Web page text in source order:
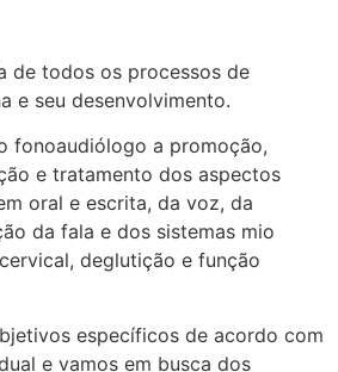
de todos os processos de
e seu desenvolvimento.
fonoaudiólogo a promoção,
e tratamento dos aspectos
oral e escrita, da voz, da
da fala e dos sistemas mio
deglutição e função
específicos de acordo com
e vamos em busca dos